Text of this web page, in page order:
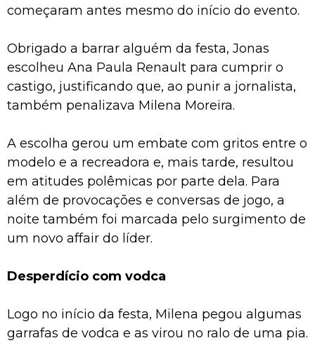
começaram antes mesmo do início do evento.
Obrigado a barrar alguém da festa, Jonas
escolheu Ana Paula Renault para cumprir o
castigo, justificando que, ao punir a jornalista,
também penalizava Milena Moreira.
A escolha gerou um embate com gritos entre o
modelo e a recreadora e, mais tarde, resultou
em atitudes polêmicas por parte dela. Para
além de provocações e conversas de jogo, a
noite também foi marcada pelo surgimento de
um novo affair do líder.
Desperdício com vodca
Logo no início da festa, Milena pegou algumas
garrafas de vodca e as virou no ralo de uma pia.